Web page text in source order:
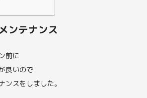
ンテナンス
前に
良いので
ンスをしました。